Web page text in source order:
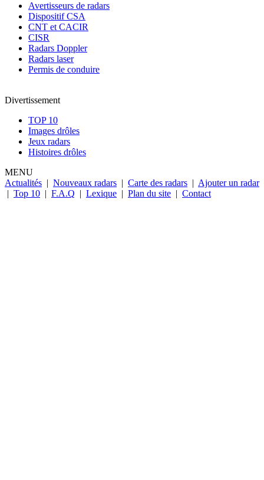
Avertisseurs de radars
Dispositif CSA
CNT et CACIR
CISR
Radars Doppler
Radars laser
Permis de conduire
Divertissement
TOP 10
Images drôles
Jeux radars
Histoires drôles
MENU
Actualités | Nouveaux radars | Carte des radars | Ajouter un radar
| Top 10 | F.A.Q | Lexique | Plan du site | Contact